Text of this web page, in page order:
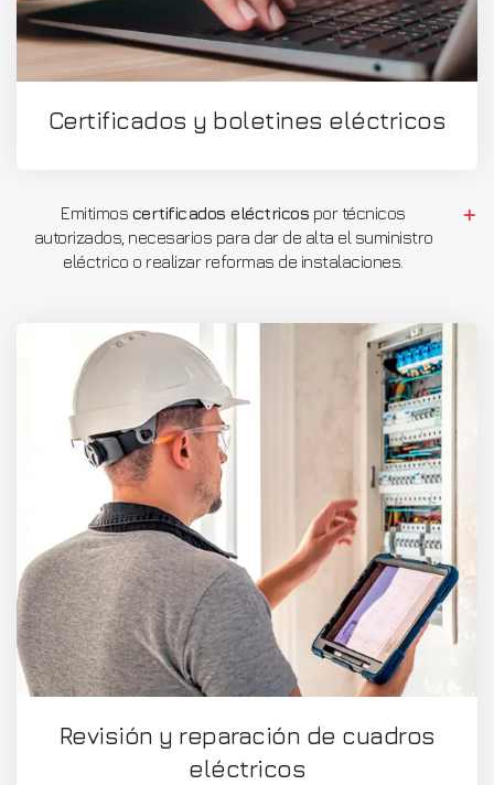
Certificados y boletines eléctricos
Emitimos certificados eléctricos por técnicos
autorizados, necesarios para dar de alta el suministro
eléctrico o realizar reformas de instalaciones.
Revisión y reparación de cuadros
eléctricos